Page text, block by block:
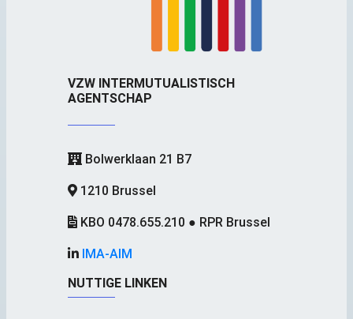
VZW INTERMUTUALISTISCH
AGENTSCHAP
Bolwerklaan 21 B7
1210 Brussel
KBO 0478.655.210 ● RPR Brussel
IMA-AIM
NUTTIGE LINKEN